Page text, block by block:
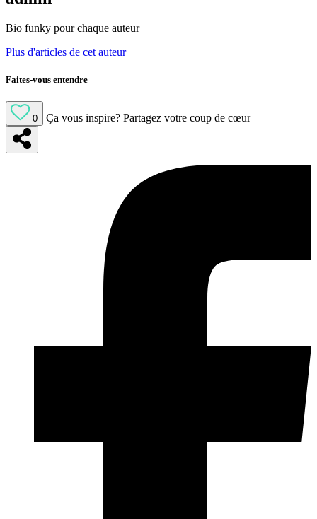
Bio funky pour chaque auteur
Plus d'articles de cet auteur
Faites-vous entendre
0 Ça vous inspire? Partagez votre coup de cœur